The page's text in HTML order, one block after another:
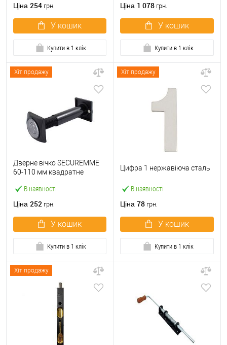
Ціна 254 грн.
У кошик
Купити в 1 клік
Ціна 1 078 грн.
У кошик
Купити в 1 клік
Хіт продажу
В наявності
Дверне вічко SECUREMME
60-110 мм квадратне
Ціна 252 грн.
У кошик
Купити в 1 клік
Хіт продажу
В наявності
Цифра 1 нержавіюча сталь
Ціна 78 грн.
У кошик
Купити в 1 клік
Хіт продажу